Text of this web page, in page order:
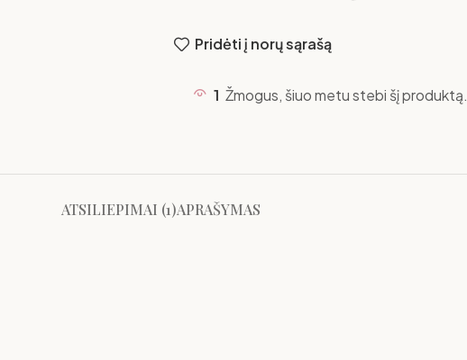
Pridėti į norų sąrašą
1 Žmogus, šiuo metu stebi šį produktą.
ATSILIEPIMAI (1)APRAŠYMAS